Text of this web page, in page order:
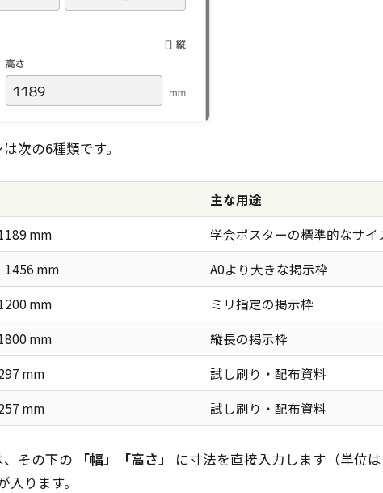
次の6種類です。
主な用途
mm
学会ポスターの標準的なサイ
mm
A0より大きな掲示枠
mm
ミリ指定の掲示枠
mm
縦長の掲示枠
mm
試し刷り・配布資料
mm 試し刷り・配布資料
その下の 「幅」「高さ」
に寸法を直接入力します（単位
ります。